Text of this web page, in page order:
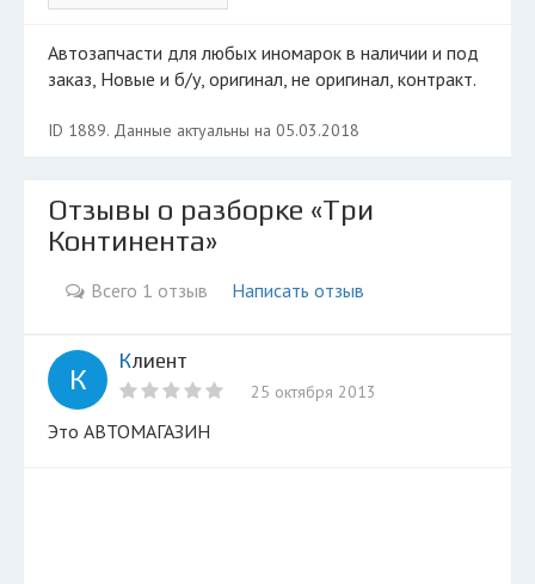
© 2026 Все права защищены
Автозапчасти для любых иномарок в наличии и под
заказ, Новые и б/у, оригинал, не оригинал, контракт.
ID 1889. Данные актуальны на 05.03.2018
Отзывы о разборке «Три
Континента»
Всего 1 отзыв Написать отзыв
К
Клиент
25 октября 2013
Это АВТОМАГАЗИН